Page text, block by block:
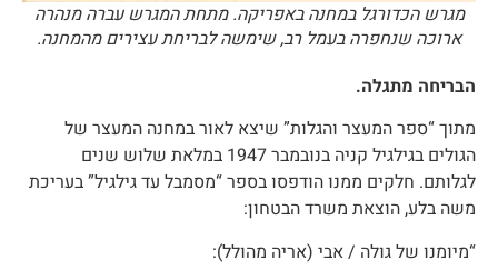
מגרש הכדורגל במחנה באפריקה. מתחת המגרש עברה מנהרה
ארוכה שנחפרה בעמל רב, שימשה לבריחת עצירים מהמחנה.
הבריחה מתגלה.
מתוך “ספר המעצר והגלות” שיצא לאור במחנה המעצר של
הגולים בגילגיל קניה בנובמבר 1947 במלאת שלוש שנים
לגלותם. חלקים ממנו הודפסו בספר “מסמבל עד גילגיל” בעריכת
משה בלע, הוצאת משרד הבטחון:
“מיומנו של גולה / אבי (אריה מהולל):